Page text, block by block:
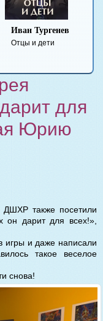
Иван Тургенев
Отцы и дети
для
Юрию
ДШХР также посетили
он дарит для всех!»,
игры и даже написали
такое веселое
снова!